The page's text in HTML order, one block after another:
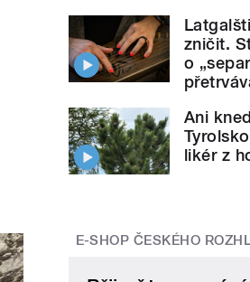
zničit.
o
Ani
likér z
E-SHOP ČESKÉHO